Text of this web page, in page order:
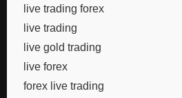
live trading forex
live trading
live gold trading
live forex
forex live trading